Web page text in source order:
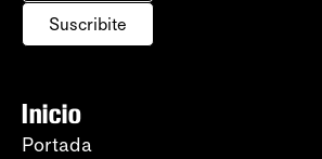
Suscribite
Inicio
Portada